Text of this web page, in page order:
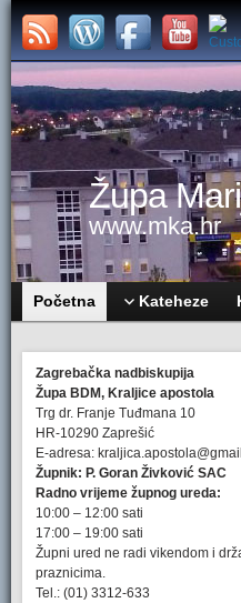
Župa
www.mka.hr
Početna Kateheze
Zagrebačka nadbiskupija
Župa BDM, Kraljice apostola
Trg dr. Franje Tuđmana 10
HR-10290 Zaprešić
E-adresa:
Župnik: P. Goran Živković SAC
Radno vrijeme župnog ureda:
10:00 – 12:00 sati
17:00 – 19:00 sati
Župni ured ne radi vikendom i
praznicima.
Tel.: (01) 3312-633